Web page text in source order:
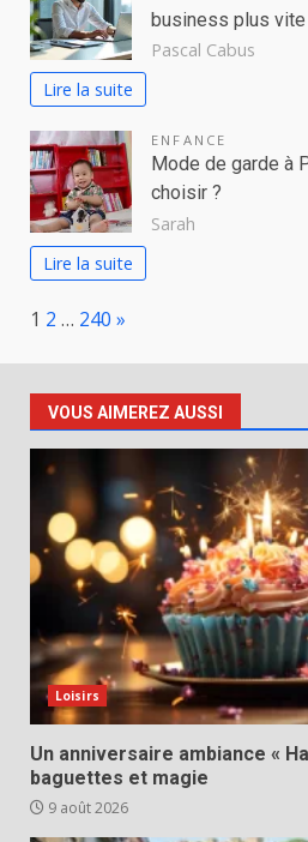
business plus vite
Pascal Cabus
Lire la suite
ENFANCE
Mode de garde à
choisir ?
Sarah
Lire la suite
Page:
1 2 … 240 Next
»
VOUS AIMEREZ AUSSI
Loisirs
Un anniversaire ambiance «
baguettes et magie
9 août 2026